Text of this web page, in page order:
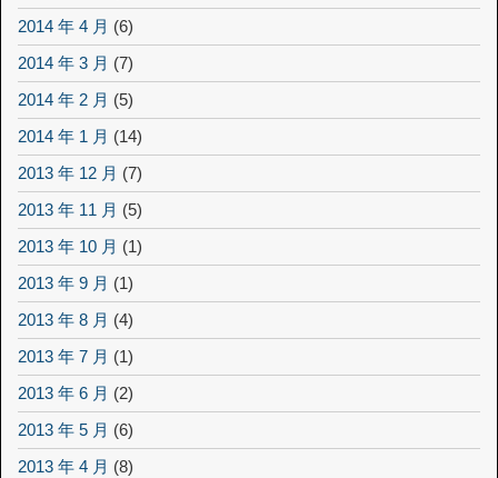
2014 年 4 月 (6)
2014 年 3 月 (7)
2014 年 2 月 (5)
2014 年 1 月 (14)
2013 年 12 月 (7)
2013 年 11 月 (5)
2013 年 10 月 (1)
2013 年 9 月 (1)
2013 年 8 月 (4)
2013 年 7 月 (1)
2013 年 6 月 (2)
2013 年 5 月 (6)
2013 年 4 月 (8)